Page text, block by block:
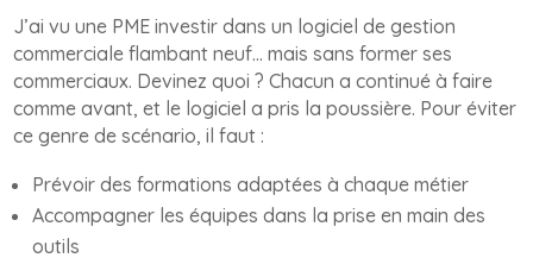
J’ai vu une PME investir dans un logiciel de gestion
commerciale flambant neuf… mais sans former ses
commerciaux. Devinez quoi ? Chacun a continué à faire
comme avant, et le logiciel a pris la poussière. Pour éviter
ce genre de scénario, il faut :
Prévoir des formations adaptées à chaque métier
Accompagner les équipes dans la prise en main des
outils